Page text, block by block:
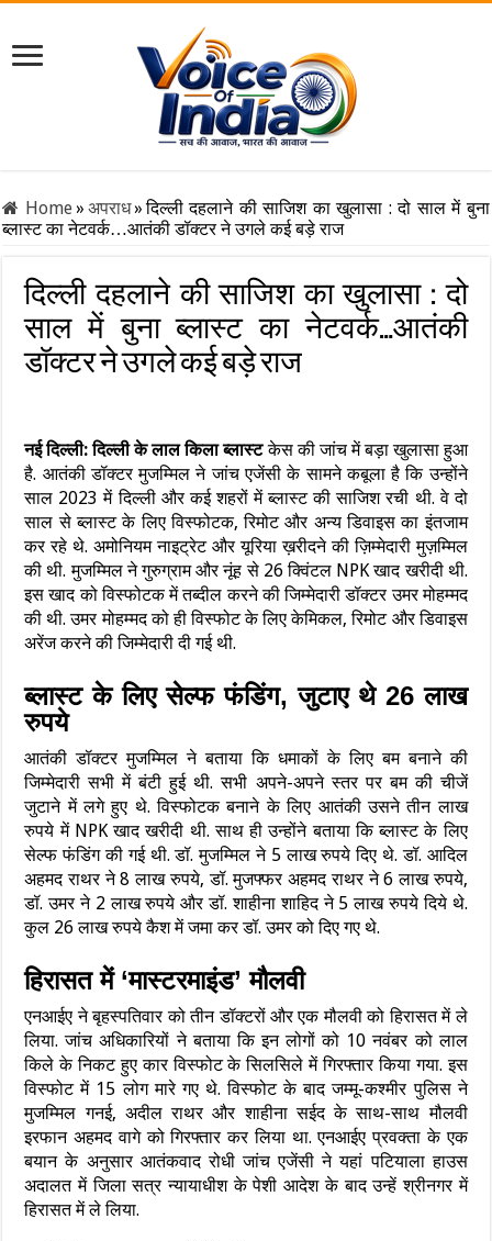
Home» अपराध»दिल्ली दहलाने की साजिश का खुलासा : दो साल में बुना
ब्लास्ट का नेटवर्क…आतंकी डॉक्टर ने उगले कई बड़े राज
दिल्ली दहलाने की साजिश का खुलासा : दो
साल में बुना ब्लास्ट का नेटवर्क…आतंकी
डॉक्टर ने उगले कई बड़े राज
नई दिल्‍ली:दिल्ली के लाल किला ब्लास्टकेस की जांच में बड़ा खुलासा हुआ
है. आतंकी डॉक्‍टर मुजम्मिल ने जांच एजेंसी के सामने कबूला है कि उन्‍होंने
साल 2023 में दिल्ली और कई शहरों में ब्लास्ट की साजिश रची थी. वे दो
साल से ब्लास्ट के लिए विस्फोटक, रिमोट और अन्य डिवाइस का इंतजाम
कर रहे थे. अमोनियम नाइट्रेट और यूरिया ख़रीदने की ज़िम्मेदारी मुज़म्मिल
की थी. मुजम्मिल ने गुरुग्राम और नूंह से 26 क्विंटल NPK खाद खरीदी थी.
इस खाद को विस्फोटक में तब्दील करने की जिम्मेदारी डॉक्टर उमर मोहम्मद
की थी. उमर मोहम्मद को ही विस्फोट के लिए केमिकल, रिमोट और डिवाइस
अरेंज करने की जिम्मेदारी दी गई थी.
ब्‍लास्‍ट के लिए सेल्फ फंडिंग, जुटाए थे 26 लाख
रुपये
आतंकी डॉक्‍टर मुजम्मिल ने बताया कि धमाकों के लिए बम बनाने की
जिम्‍मेदारी सभी में बंटी हुई थी. सभी अपने-अपने स्‍तर पर बम की चीजें
जुटाने में लगे हुए थे. विस्‍फोटक बनाने के लिए आतंकी उसने तीन लाख
रुपये में NPK खाद खरीदी थी. साथ ही उन्‍होंने बताया कि ब्लास्ट के लिए
सेल्फ फंडिंग की गई थी. डॉ. मुजम्मिल ने 5 लाख रुपये दिए थे. डॉ. आदिल
अहमद राथर ने 8 लाख रुपये, डॉ. मुजफ्फर अहमद राथर ने 6 लाख रुपये,
डॉ. उमर ने 2 लाख रुपये और डॉ. शाहीना शाहिद ने 5 लाख रुपये दिये थे.
कुल 26 लाख रुपये कैश में जमा कर डॉ. उमर को दिए गए थे.
हिरासत में ‘मास्‍टरमाइंड’ मौलवी
एनआईए ने बृहस्पतिवार को तीन डॉक्‍टरों और एक मौलवी को हिरासत में ले
लिया. जांच अधिकारियों ने बताया कि इन लोगों को 10 नवंबर को लाल
किले के निकट हुए कार विस्फोट के सिलसिले में गिरफ्तार किया गया. इस
विस्फोट में 15 लोग मारे गए थे. विस्फोट के बाद जम्मू-कश्मीर पुलिस ने
मुजम्मिल गनई, अदील राथर और शाहीना सईद के साथ-साथ मौलवी
इरफान अहमद वागे को गिरफ्तार कर लिया था. एनआईए प्रवक्ता के एक
बयान के अनुसार आतंकवाद रोधी जांच एजेंसी ने यहां पटियाला हाउस
अदालत में जिला सत्र न्यायाधीश के पेशी आदेश के बाद उन्हें श्रीनगर में
हिरासत में ले लिया.